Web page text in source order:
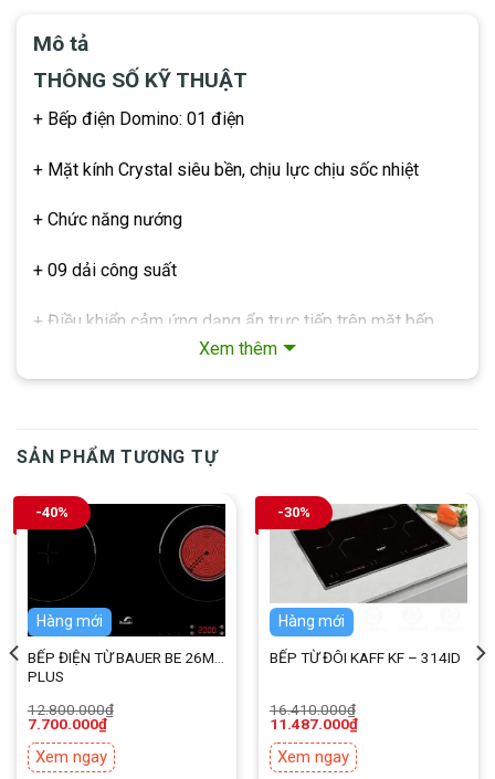
Mô tả
THÔNG SỐ KỸ THUẬT
+ Bếp điện Domino: 01 điện
+ Mặt kính Crystal siêu bền, chịu lực chịu sốc nhiệt
+ Chức năng nướng
+ 09 dải công suất
+ Điều khiển cảm ứng dạng ẩn trực tiếp trên mặt bếp
nhỏ
+ Cảm ứng quá nhiệt
+ Công suất bếp: 2000W
+ Kích thước mặt kính: 390x320mm
+ Kích thước khoét đá: 360x295mm
Xem thêm
SẢN PHẨM TƯƠNG TỰ
-40%
Hàng mới
BẾP ĐIỆN TỪ BAUER BE 26MH
PLUS
12.800.000₫
Giá
gốc
12.800.000₫.
7.700.000₫
Giá
hiện
là:
7.700.000₫.
Xem ngay
-30%
Hàng mới
BẾP TỪ ĐÔI KAFF KF – 314ID
16.410.000₫
Giá
gốc
16.410.000₫.
11.487.000₫
Giá
hiện
là:
11.487.000₫.
Xem ngay